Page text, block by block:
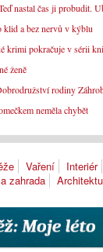
nastal čas ji probudit.
a bez nervů v kýblu
krimi pokračuje v sérii
ženě
rodiny
neměla chybět
Vaření Interiér
zahrada